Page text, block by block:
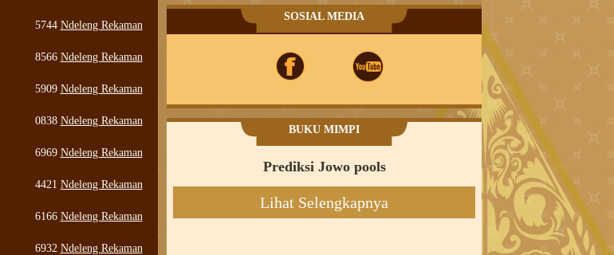
5744 Ndeleng Rekaman
8566 Ndeleng Rekaman
5909 Ndeleng Rekaman
0838 Ndeleng Rekaman
6969 Ndeleng Rekaman
4421 Ndeleng Rekaman
6166 Ndeleng Rekaman
6932 Ndeleng Rekaman
SOSIAL MEDIA
BUKU MIMPI
Prediksi Jowo pools
Lihat Selengkapnya